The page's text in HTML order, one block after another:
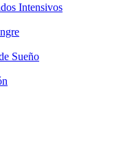
Intensivos
Sueño